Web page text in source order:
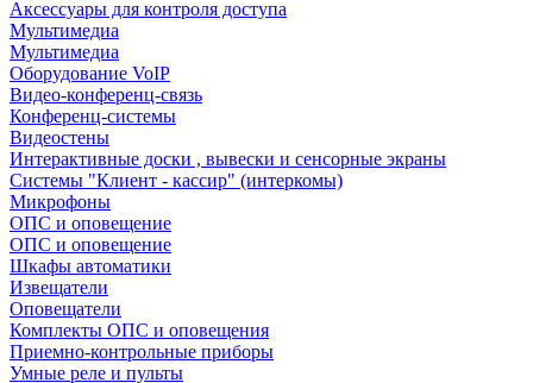
Аксессуары для контроля доступа
Мультимедиа
Мультимедиа
Оборудование VoIP
Видео-конференц-связь
Конференц-системы
Видеостены
Интерактивные доски , вывески и сенсорные экраны
Системы "Клиент - кассир" (интеркомы)
Микрофоны
ОПС и оповещение
ОПС и оповещение
Шкафы автоматики
Извещатели
Оповещатели
Комплекты ОПС и оповещения
Приемно-контрольные приборы
Умные реле и пульты